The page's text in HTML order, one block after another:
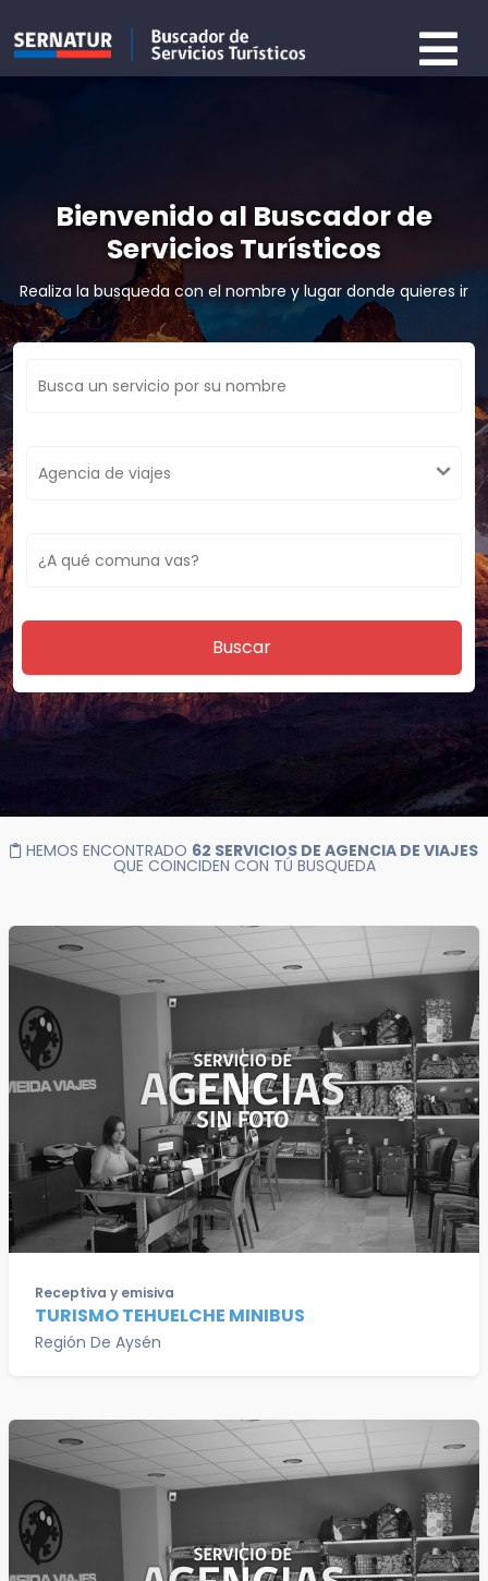
Bienvenido al Buscador de
Servicios Turísticos
Realiza la busqueda con el nombre y lugar donde quieres ir
Buscar
HEMOS ENCONTRADO 62 SERVICIOS DE AGENCIA DE VIAJES
QUE COINCIDEN CON TÚ BUSQUEDA
Receptiva y emisiva
TURISMO TEHUELCHE MINIBUS
Región De Aysén